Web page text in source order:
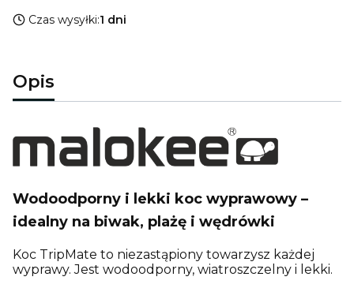
Czas wysyłki:1 dni
Opis
Wodoodporny i lekki koc wyprawowy –
idealny na biwak, plażę i wędrówki
Koc TripMate to niezastąpiony towarzysz każdej
wyprawy. Jest wodoodporny, wiatroszczelny i lekki.